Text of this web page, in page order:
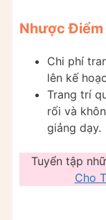
Nhược Điểm
Chi phí
lên kế
Trang trí
rối và
giảng dạy.
Tuyển tập
Cho